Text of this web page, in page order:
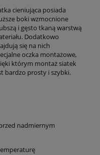
cieniująca posiada
boki wzmocnione
i gęsto tkaną warstwą
Dodatkowo
się na nich
oczka montażowe,
którym montaż siatek
bardzo prosty i szybki.
nadmiernym